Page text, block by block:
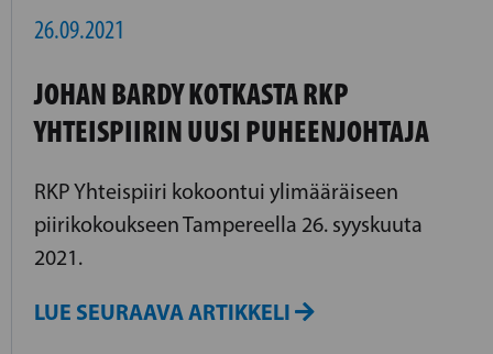
26.09.2021
JOHAN BARDY KOTKASTA RKP
YHTEISPIIRIN UUSI PUHEENJOHTAJA
RKP Yhteispiiri kokoontui ylimääräiseen
piirikokoukseen Tampereella 26. syyskuuta
2021.
LUE SEURAAVA ARTIKKELI